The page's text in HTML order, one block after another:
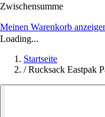
Zwischensumme
Meinen Warenkorb
Loading...
Startseite
/ Rucksack Eastpak